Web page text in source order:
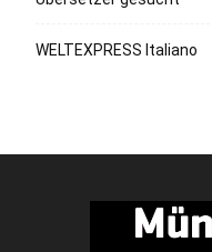
WELTEXPRESS Italiano